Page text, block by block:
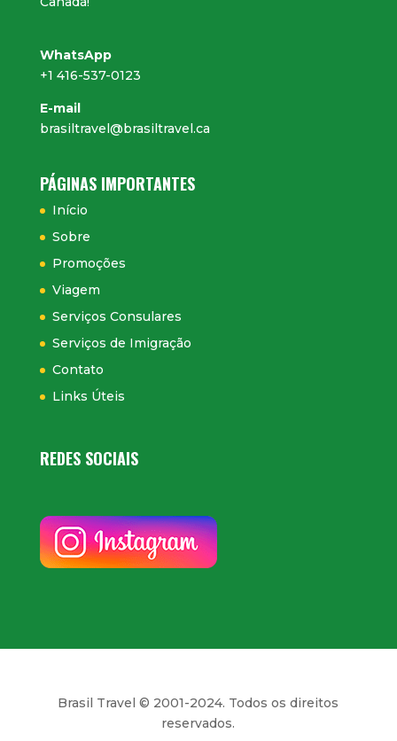
WhatsApp
+1 416-537-0123
E-mail
brasiltravel@brasiltravel.ca
PÁGINAS IMPORTANTES
Início
Sobre
Promoções
Viagem
Serviços Consulares
Serviços de Imigração
Contato
Links Úteis
REDES SOCIAIS
Brasil Travel © 2001-2024. Todos os direitos
reservados.